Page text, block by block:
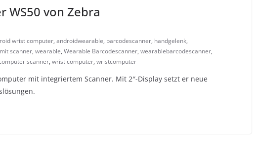
WS50 von Zebra
wrist computer, androidwearable, barcodescanner, handgelenk,
scanner, wearable, Wearable Barcodescanner, wearablebarcodescanner,
scanner, wrist computer, wristcomputer
mit integriertem Scanner. Mit 2″-Display setzt er neue